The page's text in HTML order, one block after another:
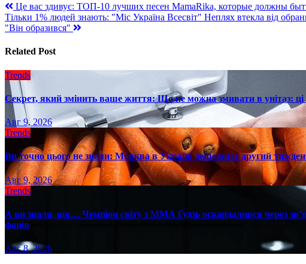
Навигация
по
Це вас здивує: ТОП-10 лучших песен MamaRika, которые должны
Тільки 1% людей знають: "Міс Україна Всесвіт" Неплях втекла від
"Він образився"
Related Post
Trends
Секрет, який змінить ваше життя: Що не можна змивати в унітаз:
Авг 9, 2026
Trends
Ви точно цього не знали: Морква в Україні дешевшає другий
Авг 9, 2026
Trends
А ви знали, що… Чемпіон світу з ММА Ґудзь оскандалився через
фанів
Авг 8, 2026